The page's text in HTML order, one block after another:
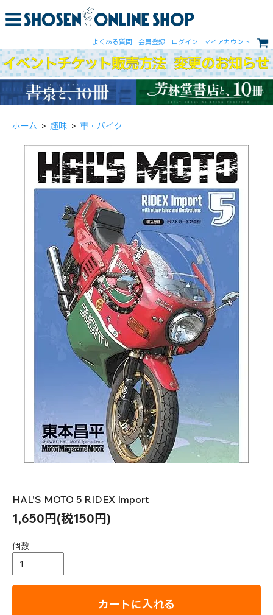
よくある質問 会員登録 ログイン マイアカウント
ホーム > 趣味 > 車・バイク
HAL'S MOTO 5 RIDEX Import
1,650円(税150円)
個数
カートに入れる